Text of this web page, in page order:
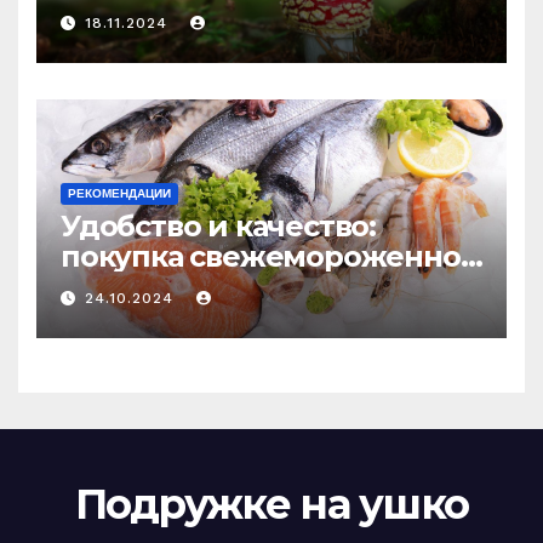
психоделику
18.11.2024
РЕКОМЕНДАЦИИ
Удобство и качество:
покупка свежемороженной
рыбы онлайн
24.10.2024
Подружке на ушко